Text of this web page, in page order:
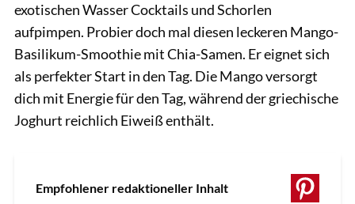
exotischen Wasser Cocktails und Schorlen
aufpimpen. Probier doch mal diesen leckeren Mango-
Basilikum-Smoothie mit Chia-Samen. Er eignet sich
als perfekter Start in den Tag. Die Mango versorgt
dich mit Energie für den Tag, während der griechische
Joghurt reichlich Eiweiß enthält.
Empfohlener redaktioneller Inhalt